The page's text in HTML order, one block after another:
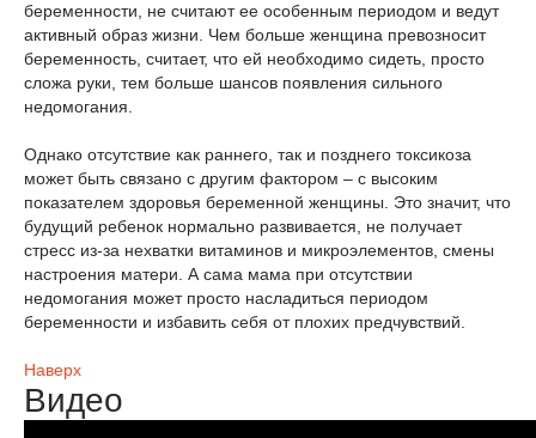
беременности, не считают ее особенным периодом и ведут
активный образ жизни. Чем больше женщина превозносит
беременность, считает, что ей необходимо сидеть, просто
сложа руки, тем больше шансов появления сильного
недомогания.
Однако отсутствие как раннего, так и позднего токсикоза
может быть связано с другим фактором – с высоким
показателем здоровья беременной женщины. Это значит, что
будущий ребенок нормально развивается, не получает
стресс из-за нехватки витаминов и микроэлементов, смены
настроения матери. А сама мама при отсутствии
недомогания может просто насладиться периодом
беременности и избавить себя от плохих предчувствий.
Наверх
Видео